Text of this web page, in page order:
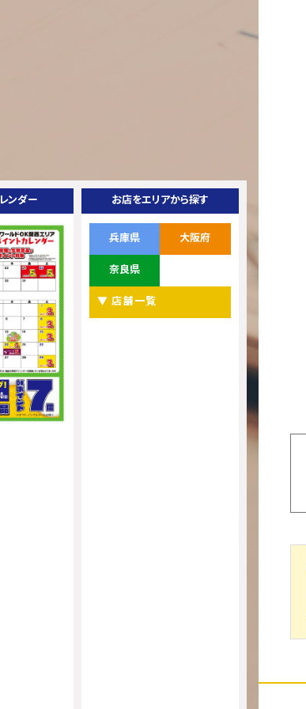
ンダー お店をエリアから探す
兵庫県 大阪府
奈良県
▼ 店舗一覧